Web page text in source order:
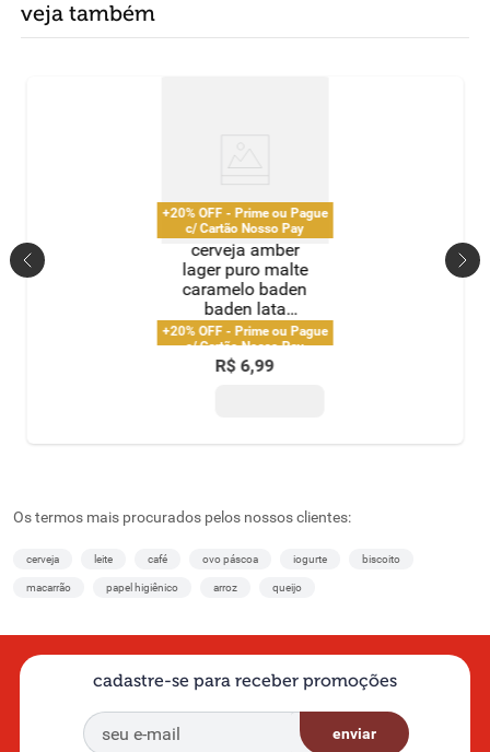
veja também
+20% OFF - Prime ou Pague
c/ Cartão Nosso Pay
cerveja amber
lager puro malte
caramelo baden
baden lata
473ml
+20% OFF - Prime ou Pague
c/ Cartão Nosso Pay
R$ 6,99
Os termos mais procurados pelos nossos clientes:
cerveja leite café ovo páscoa iogurte biscoito
macarrão papel higiênico arroz queijo
cadastre-se para receber promoções
enviar